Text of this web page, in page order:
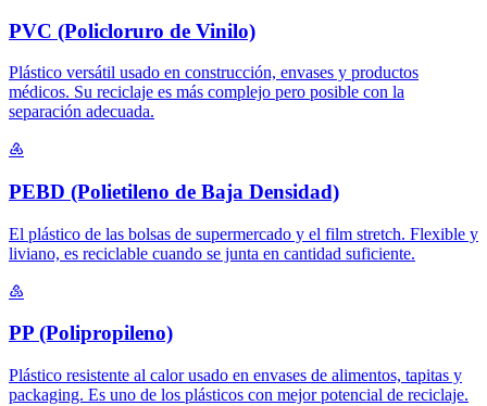
PVC (Policloruro de Vinilo)
Plástico versátil usado en construcción, envases y productos
médicos. Su reciclaje es más complejo pero posible con la
separación adecuada.
♶
PEBD (Polietileno de Baja Densidad)
El plástico de las bolsas de supermercado y el film stretch. Flexible y
liviano, es reciclable cuando se junta en cantidad suficiente.
♷
PP (Polipropileno)
Plástico resistente al calor usado en envases de alimentos, tapitas y
packaging. Es uno de los plásticos con mejor potencial de reciclaje.